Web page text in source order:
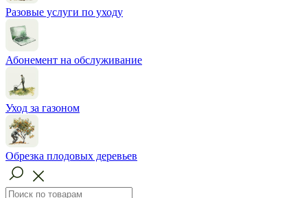
Разовые услуги по уходу
Абонемент на обслуживание
Уход за газоном
Обрезка плодовых деревьев